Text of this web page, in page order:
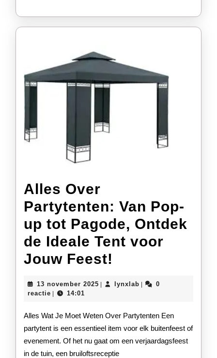
Alles Over
Partytenten: Van Pop-
up tot Pagode, Ontdek
de Ideale Tent voor
Jouw Feest!
Partytenten:
Van
Pop-
up
13 november 2025 13
lynxlablynxlab
0
reactie
14:01
Alles Wat Je Moet Weten Over Partytenten Een
partytent is een essentieel item voor elk buitenfeest of
evenement. Of het nu gaat om een verjaardagsfeest
in de tuin, een bruiloftsreceptie